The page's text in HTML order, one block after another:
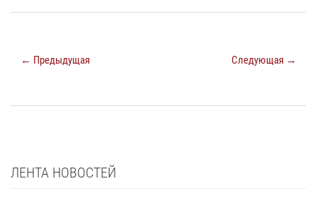
← Предыдущая Следующая →
ЛЕНТА НОВОСТЕЙ